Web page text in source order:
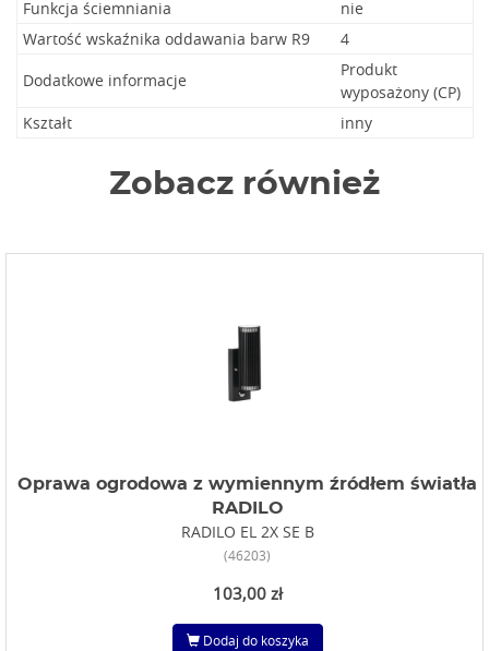
Funkcja ściemniania
nie
Wartość wskaźnika oddawania barw R9
4
Dodatkowe informacje
Produkt
wyposażony (CP)
Kształt
inny
Zobacz również
Oprawa ogrodowa z wymiennym źródłem światła
RADILO
RADILO EL 2X SE B
(46203)
103,00 zł
Dodaj do koszyka